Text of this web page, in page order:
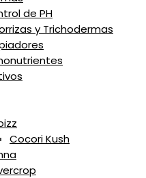
de PH
y Trichodermas
Cocori Kush